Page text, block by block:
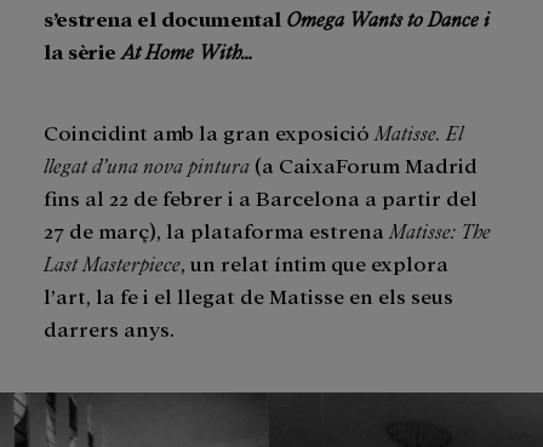
s’estrena el documental Omega Wants to Dance i
la sèrie At Home With…
Coincidint amb la gran exposició Matisse. El
llegat d’una nova pintura (a CaixaForum Madrid
fins al 22 de febrer i a Barcelona a partir del
27 de març), la plataforma estrena Matisse: The
Last Masterpiece, un relat íntim que explora
l’art, la fe i el llegat de Matisse en els seus
darrers anys.